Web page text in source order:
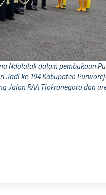
Ndolalak dalam pembukaan
Jadi ke-194 Kabupaten
Jalan RAA Tjokronegoro dan